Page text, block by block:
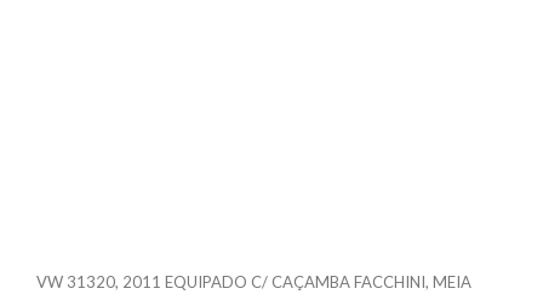
VW 31320, 2011 EQUIPADO C/ CAÇAMBA FACCHINI, MEIA